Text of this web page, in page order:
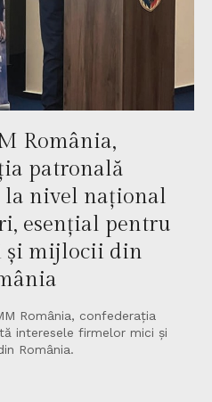
România,
patronală
la nivel național
esențial pentru
și mijlocii din
România, confederația
interesele firmelor mici și
România.